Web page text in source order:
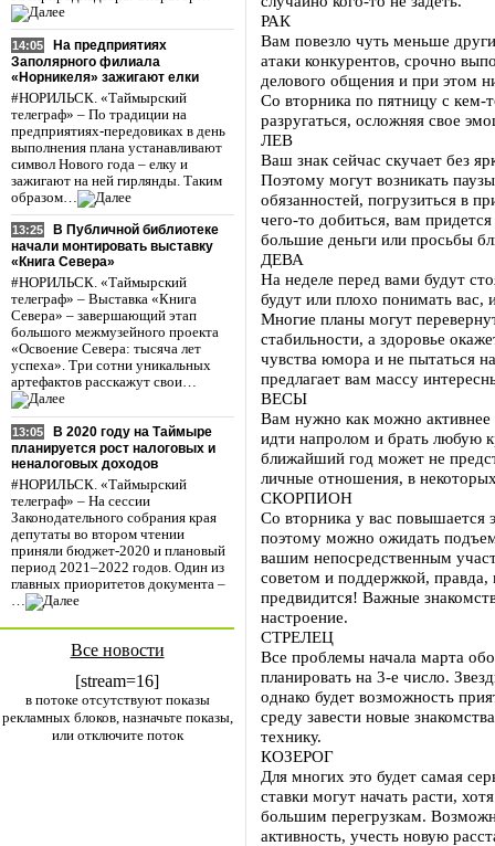
14:05
На предприятиях
Заполярного филиала
«Норникеля» зажигают елки
#НОРИЛЬСК. «Таймырский
телеграф» – По традиции на
предприятиях-передовиках в день
выполнения плана устанавливают
символ Нового года – елку и
зажигают на ней гирлянды. Таким
образом…
13:25
В Публичной библиотеке
начали монтировать выставку
«Книга Севера»
#НОРИЛЬСК. «Таймырский
телеграф» – Выставка «Книга
Севера» – завершающий этап
большого межмузейного проекта
«Освоение Севера: тысяча лет
успеха». Три сотни уникальных
артефактов расскажут свои…
13:05
В 2020 году на Таймыре
планируется рост налоговых и
неналоговых доходов
#НОРИЛЬСК. «Таймырский
телеграф» – На сессии
Законодательного собрания края
депутаты во втором чтении
приняли бюджет-2020 и плановый
период 2021–2022 годов. Один из
главных приоритетов документа –
…
Все новости
[stream=16]
в потоке отсутствуют показы
рекламных блоков, назначьте показы,
или отключите поток
РАК
Вам повезло чуть меньше
атаки конкурентов, срочно
делового общения и при этом
Со вторника по пятницу с кем-
разругаться, осложняя свое
ЛЕВ
Ваш знак сейчас скучает без
Поэтому могут возникать
обязанностей, погрузиться в
чего-то добиться, вам
большие деньги или просьбы
ДЕВА
На неделе перед вами будут
будут или плохо понимать
Многие планы могут
стабильности, а здоровье
чувства юмора и не пытаться
предлагает вам массу
ВЕСЫ
Вам нужно как можно активнее
идти напролом и брать любую
ближайший год может не
личные отношения, в
СКОРПИОН
Со вторника у вас повышается
поэтому можно ожидать
вашим непосредственным
советом и поддержкой, правда,
предвидится! Важные
настроение.
СТРЕЛЕЦ
Все проблемы начала марта
планировать на 3-е число.
однако будет возможность
среду завести новые
технику.
КОЗЕРОГ
Для многих это будет самая
ставки могут начать расти,
большим перегрузкам.
активность, учесть новую